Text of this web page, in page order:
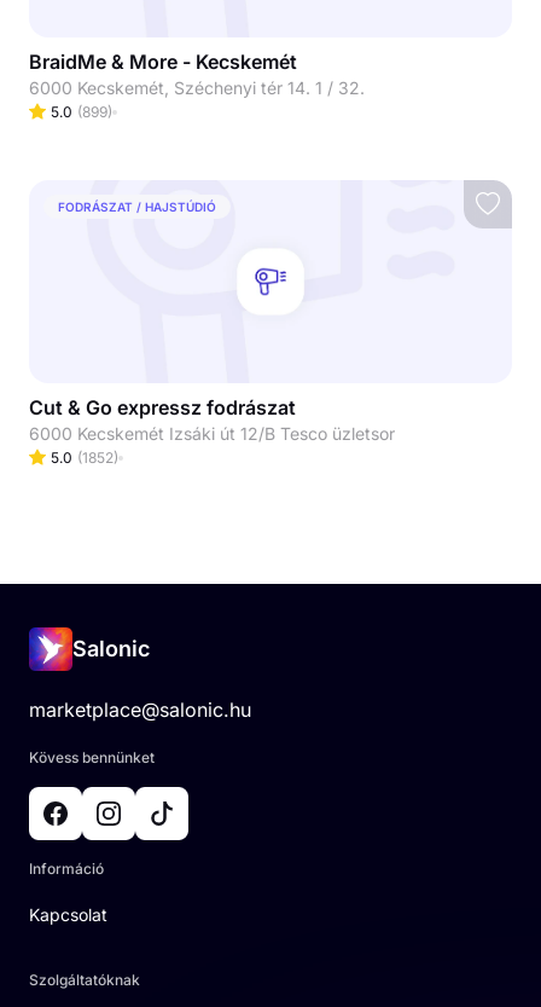
BraidMe & More - Kecskemét
6000 Kecskemét, Széchenyi tér 14. 1 / 32.
5.0 (899)
FODRÁSZAT / HAJSTÚDIÓ
Cut & Go expressz fodrászat
6000 Kecskemét Izsáki út 12/B Tesco üzletsor
5.0 (1852)
Salonic
marketplace@salonic.hu
Kövess bennünket
Információ
Kapcsolat
Szolgáltatóknak